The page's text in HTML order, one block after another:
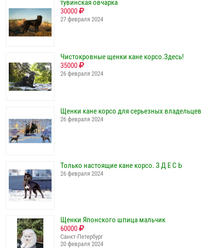
тувинская овчарка
30000
27 февраля 2024
Чистокровные щенки кане корсо.Здесь!
35000
26 февраля 2024
Щенки кане корсо для серьезных владельцев
26 февраля 2024
Только настоящие кане корсо. З Д Е С Ь
26 февраля 2024
Щенки Японского шпица мальчик
60000
Санкт-Петербург
20 февраля 2024